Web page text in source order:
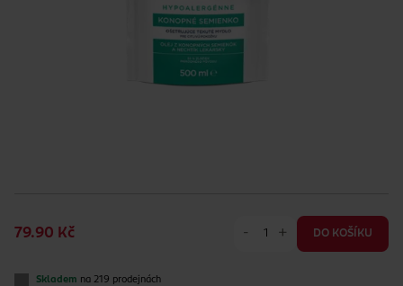
79.90 Kč - + DO KOŠÍKU
Skladem na 219 prodejnách